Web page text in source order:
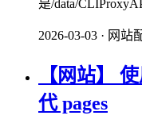
是/data/
2026-03-03 · 网站
【网站】
代 pages